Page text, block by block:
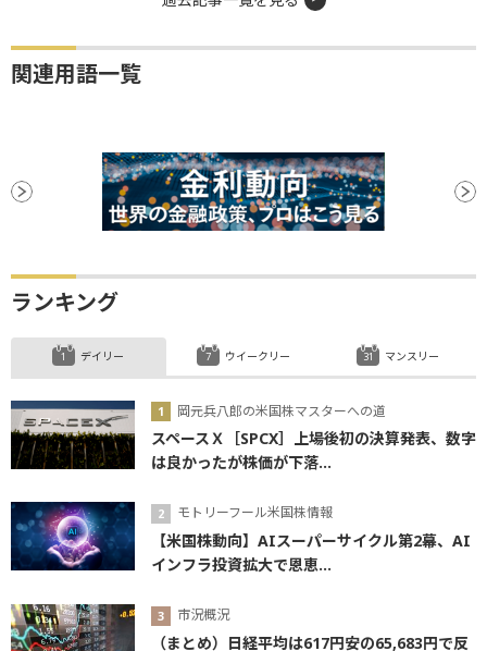
関連用語一覧
ランキング
デイリー
岡元兵八郎の米国株マスターへの道
スペースＸ［SPCX］上場後初の決算発表、数字
は良かったが株価が下落...
モトリーフール米国株情報
【米国株動向】AIスーパーサイクル第2幕、AI
インフラ投資拡大で恩恵...
市況概況
（まとめ）日経平均は617円安の65,683円で反
ウイークリー マンスリー